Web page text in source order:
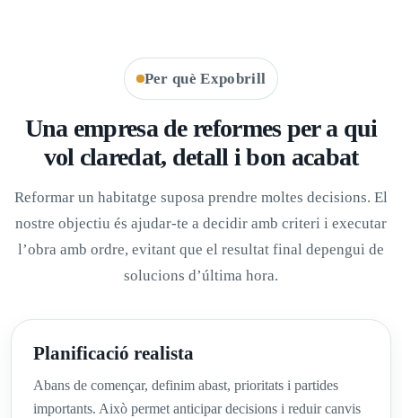
Per què Expobrill
Una empresa de reformes per a qui
vol claredat, detall i bon acabat
Reformar un habitatge suposa prendre moltes decisions. El
nostre objectiu és ajudar-te a decidir amb criteri i executar
l’obra amb ordre, evitant que el resultat final depengui de
solucions d’última hora.
Planificació realista
Abans de començar, definim abast, prioritats i partides
importants. Això permet anticipar decisions i reduir canvis